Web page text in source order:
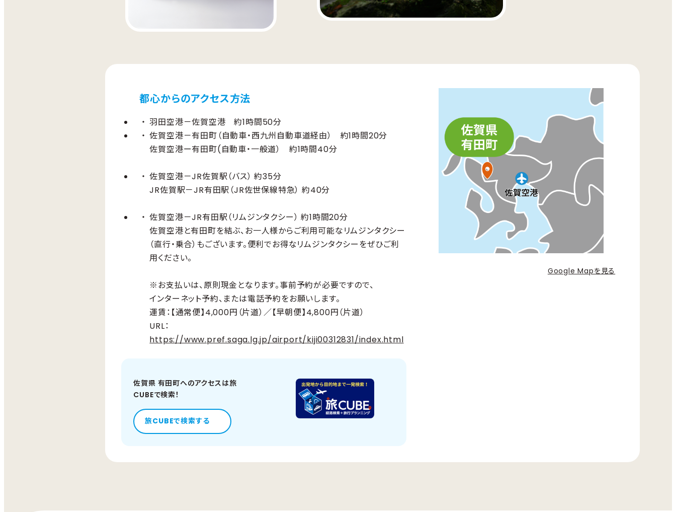
都心からのアクセス方法
羽田空港－佐賀空港 約1時間50分
佐賀空港－有田町（自動車・西九州自動車道経由） 約1時間20分
佐賀空港ー有田町(自動車・一般道） 約1時間40分
佐賀空港－JR佐賀駅（バス） 約35分
JR佐賀駅－JR有田駅（JR佐世保線特急） 約40分
佐賀空港－JR有田駅（リムジンタクシー） 約1時間20分
佐賀空港と有田町を結ぶ、お一人様からご利用可能なリムジンタクシー
（直行・乗合）もございます。便利でお得なリムジンタクシーをぜひご利
用ください。
※お支払いは、原則現金となります。事前予約が必要ですので、
インターネット予約、または電話予約をお願いします。
運賃：【通常便】4,000円（片道）／【早朝便】4,800円（片道）
URL：
https://www.pref.saga.lg.jp/airport/kiji00312831/index.html
佐賀県 有田町へのアクセスは旅
CUBEで検索！
旅CUBEで検索する
Google Mapを見る